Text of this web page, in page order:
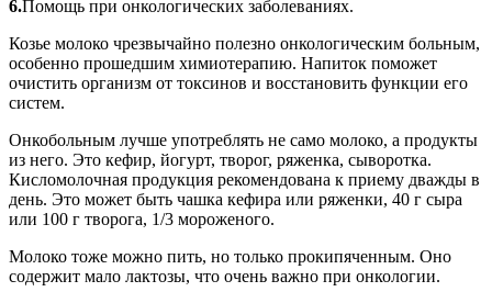
6.Помощь при онкологических заболеваниях.
Козье молоко чрезвычайно полезно онкологическим больным,
особенно прошедшим химиотерапию. Напиток поможет
очистить организм от токсинов и восстановить функции его
систем.
Онкобольным лучше употреблять не само молоко, а продукты
из него. Это кефир, йогурт, творог, ряженка, сыворотка.
Кисломолочная продукция рекомендована к приему дважды в
день. Это может быть чашка кефира или ряженки, 40 г сыра
или 100 г творога, 1/3 мороженого.
Молоко тоже можно пить, но только прокипяченным. Оно
содержит мало лактозы, что очень важно при онкологии.